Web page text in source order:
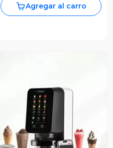
Agregar al carro
Vista Previa